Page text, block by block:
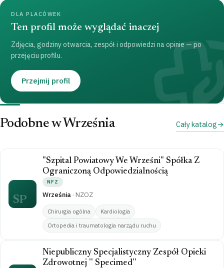
DLA PLACÓWEK
Ten profil może wyglądać inaczej
Zdjęcia, godziny otwarcia, zespół i odpowiedzi na opinie — po
przejęciu profilu.
Przejmij profil
Podobne w Września Cały katalog
SP
"Szpital Powiatowy We Wrześni" Spółka Z
Ograniczoną Odpowiedzialnością
NFZ
Września · NZOZ
Chirurgia ogólna
Kardiologia
Ortopedia i traumatologia narządu ruchu
Niepubliczny Specjalistyczny Zespół Opieki
Zdrowotnej '' Specimed''